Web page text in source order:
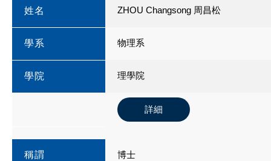
姓名 ZHOU Changsong 周昌松
學系 物理系
學院 理學院
詳細
稱謂 博士